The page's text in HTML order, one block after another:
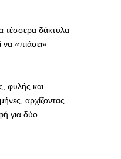
τέσσερα δάκτυλα
«πιάσει»
φυλής και
αρχίζοντας
για δύο